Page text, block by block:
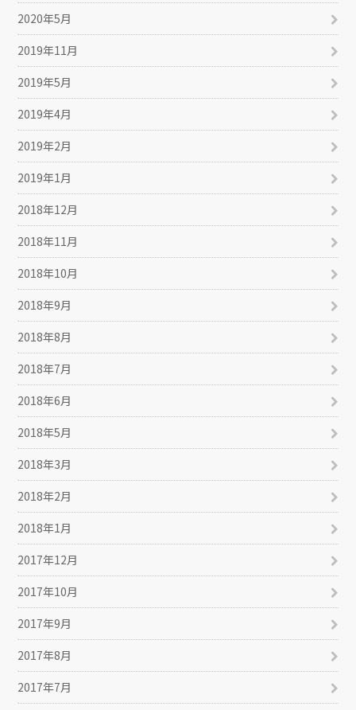
2020年5月
2019年11月
2019年5月
2019年4月
2019年2月
2019年1月
2018年12月
2018年11月
2018年10月
2018年9月
2018年8月
2018年7月
2018年6月
2018年5月
2018年3月
2018年2月
2018年1月
2017年12月
2017年10月
2017年9月
2017年8月
2017年7月